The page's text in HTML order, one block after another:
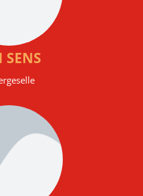
SENS